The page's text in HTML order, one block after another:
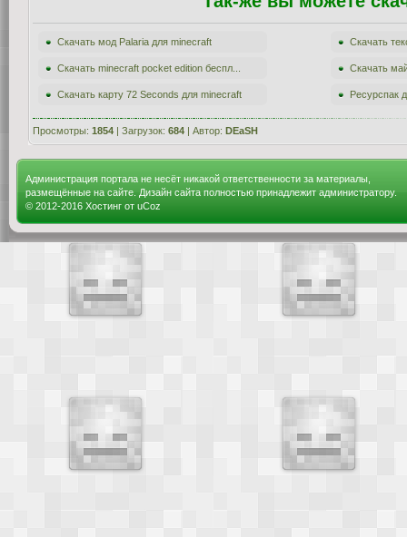
Скачать мод Palaria для minecraft Скачать
Скачать minecraft pocket edition беспл... Скачать
Скачать карту 72 Seconds для minecraft Ресурспак
Просмотры: 1854 | Загрузок: 684 | Автор: DEaSH
Администрация портала не несёт никакой ответственности за материалы,
размещённые на сайте. Дизайн сайта полностью принадлежит администратору.
© 2012-2016 Хостинг от uCoz